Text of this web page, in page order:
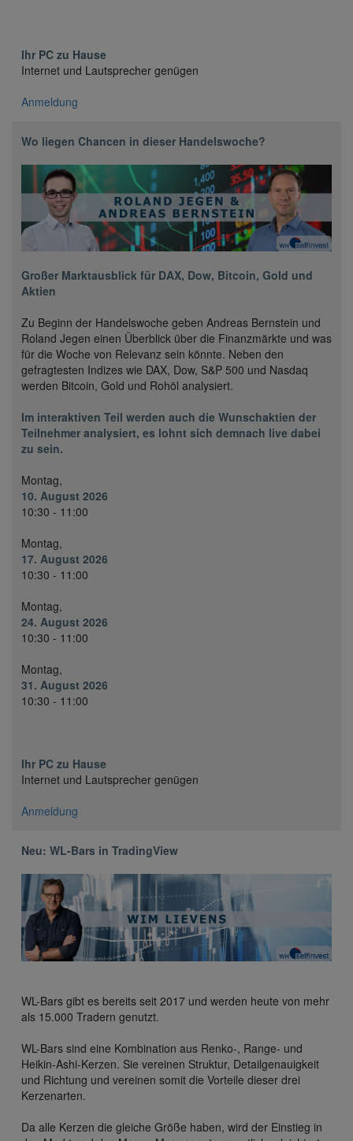
Ihr PC zu Hause
Internet und Lautsprecher genügen
Anmeldung
Wo liegen Chancen in dieser Handelswoche?
Großer Marktausblick für DAX, Dow, Bitcoin, Gold und
Aktien
Zu Beginn der Handelswoche geben Andreas Bernstein und
Roland Jegen einen Überblick über die Finanzmärkte und was
für die Woche von Relevanz sein könnte. Neben den
gefragtesten Indizes wie DAX, Dow, S&P 500 und Nasdaq
werden Bitcoin, Gold und Rohöl analysiert.
Im interaktiven Teil werden auch die Wunschaktien der
Teilnehmer analysiert, es lohnt sich demnach live dabei
zu sein.
Montag,
10. August 2026
10:30 - 11:00
Montag,
17. August 2026
10:30 - 11:00
Montag,
24. August 2026
10:30 - 11:00
Montag,
31. August 2026
10:30 - 11:00
Ihr PC zu Hause
Internet und Lautsprecher genügen
Anmeldung
Neu: WL-Bars in TradingView
WL-Bars gibt es bereits seit 2017 und werden heute von mehr
als 15.000 Tradern genutzt.
WL-Bars sind eine Kombination aus Renko-, Range- und
Heikin-Ashi-Kerzen. Sie vereinen Struktur, Detailgenauigkeit
und Richtung und vereinen somit die Vorteile dieser drei
Kerzenarten.
Da alle Kerzen die gleiche Größe haben, wird der Einstieg in